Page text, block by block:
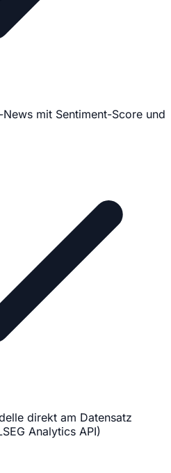
mit Sentiment-Score und
direkt am Datensatz
Analytics API)